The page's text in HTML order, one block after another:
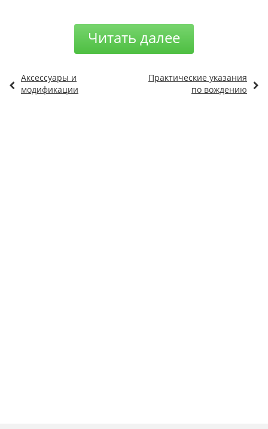
Читать далее
Аксессуары и
модификации
Практические указания
по вождению